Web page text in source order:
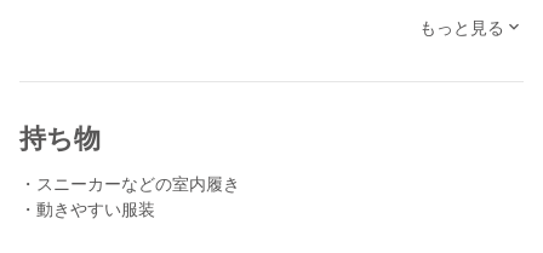
おります！
※前日、前々日など直前の応募は返信などの対応ができない場合
もっと見る
持ち物
・スニーカーなどの室内履き
・動きやすい服装